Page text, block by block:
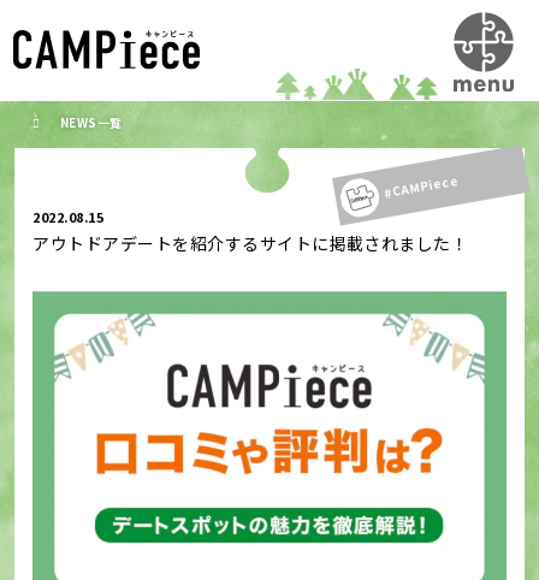
NEWS一覧
#CAMPiece
2022.08.15
アウトドアデートを紹介するサイトに掲載されました！